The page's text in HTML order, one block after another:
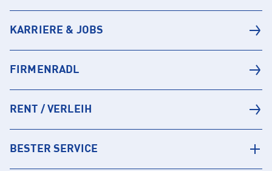
KARRIERE & JOBS
FIRMENRADL
RENT / VERLEIH
BESTER SERVICE